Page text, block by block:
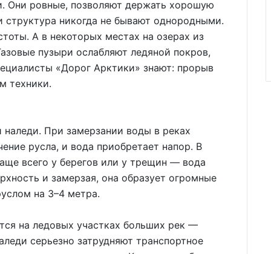
Они ровные, позволяют держать хорошую
никогда не бывают однородными.
А в некоторых местах на озерах из
пузыри ослабляют ледяной покров,
«Дорог Арктики» знают: прорыв
техники.
При замерзании воды в реках
русла, и вода приобретает напор. В
всего у берегов или у трещин — вода
и замерзая, она образует огромные
на 3–4 метра.
на ледовых участках больших рек —
серьезно затрудняют транспортное